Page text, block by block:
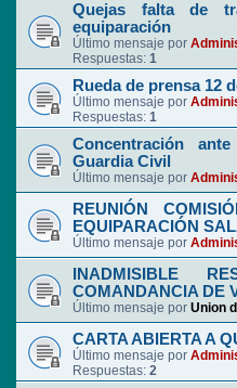
Quejas falta de
equiparación
Último mensaje por
Respuestas: 1
Rueda de prensa 12
Último mensaje por
Respuestas: 1
Concentración
Guardia Civil
Último mensaje por
REUNIÓN
EQUIPARACIÓN
Último mensaje por
INADMISIBLE
COMANDANCIA DE
Último mensaje por Union
CARTA ABIERTA A
Último mensaje por
Respuestas: 2